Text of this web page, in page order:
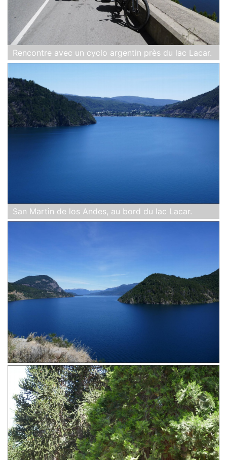
Rencontre avec un cyclo argentin près du lac Lacar.
San Martin de los Andes, au bord du lac Lacar.